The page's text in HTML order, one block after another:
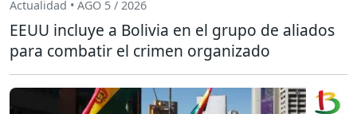
Actualidad • AGO 5 / 2026
EEUU incluye a Bolivia en el grupo de aliados
para combatir el crimen organizado